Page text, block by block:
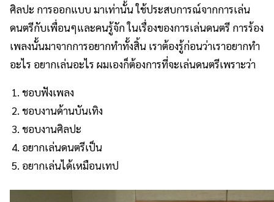
ศิลปะ การออกแบบ มาเท่านั้น ใช้ประสบการณ์จากการเล่น
ดนตรีกับเพื่อนๆและคนรู้จัก ในเรื่องของการเล่นดนตรี การร้อง
เพลงนั้นมาจากการอยากทำทั้งสิ้น เราต้องรู้ก่อนว่าเราอยากทำ
อะไร อยากเล่นอะไร ผมเองก็ต้องการที่จะเล่นดนตรีเพราะว่า
ชอบฟังเพลง
ชอบงานด้านบันเทิง
ชอบงานศิลปะ
อยากเล่นดนตรีเป็น
อยากเล่นได้เหมือนเทป